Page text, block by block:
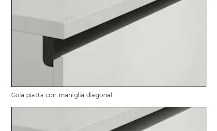
Gola piatta con maniglia diagonal